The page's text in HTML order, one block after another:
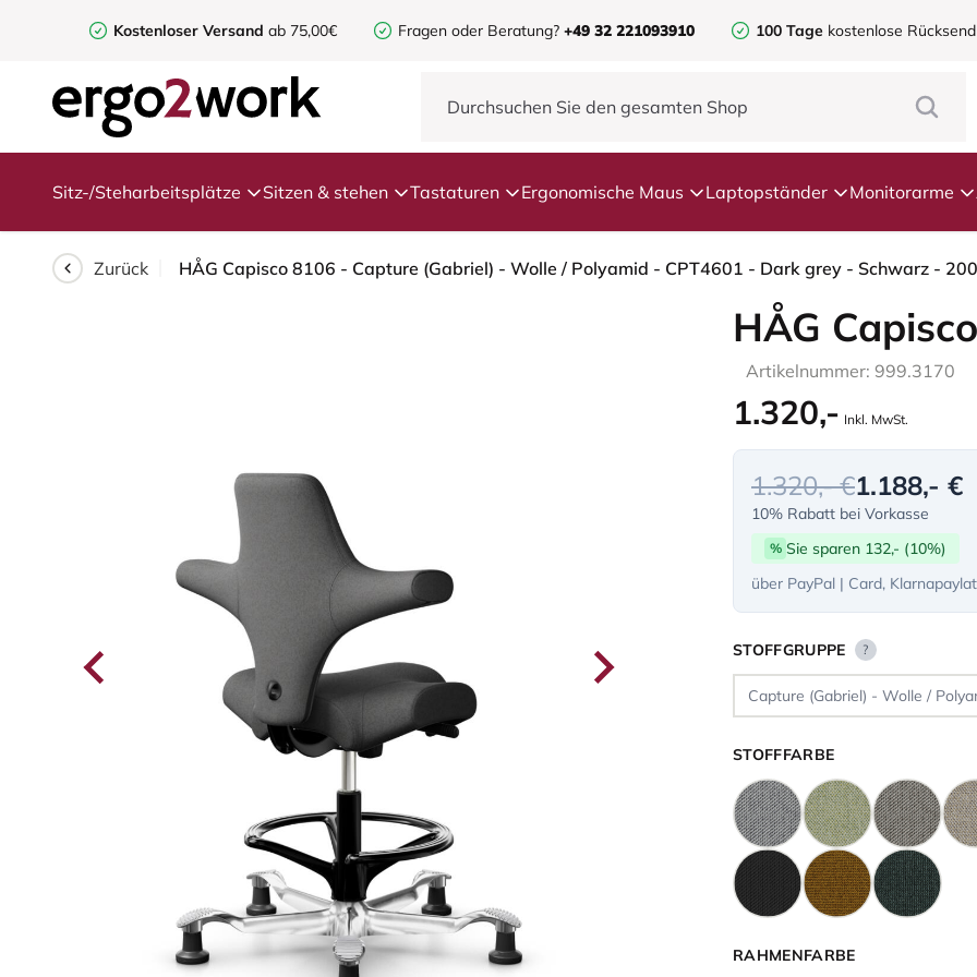
Kostenloser Versand ab 75,00€ Fragen oder Beratung? +49 32 221093910 100 Tage kostenlose
Sitz-/Steharbeitsplätze Sitzen & stehen Tastaturen Ergonomische Maus Laptopständer Monitorarme
Zurück HÅG Capisco 8106 - Capture (Gabriel) - Wolle / Polyamid - CPT4601 - Dark grey - Schwarz -
HÅG
Artikelnummer: 999.3170
1.320,- Inkl. MwSt.
1.320,- €1.188,- €
10% Rabatt bei Vorkasse
% Sie sparen 132,- (10%)
über PayPal | Card,
STOFFGRUPPE ?
STOFFFARBE
RAHMENFARBE